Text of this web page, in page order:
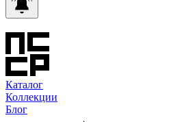
Каталог
Коллекции
Блог